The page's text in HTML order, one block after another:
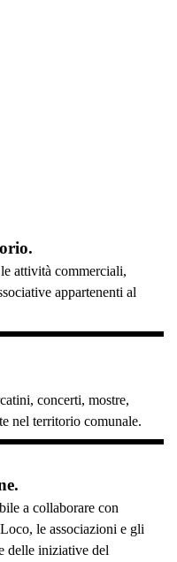
attività commerciali,
appartenenti al
concerti, mostre,
nel territorio comunale.
a collaborare con
le associazioni e gli
delle iniziative del